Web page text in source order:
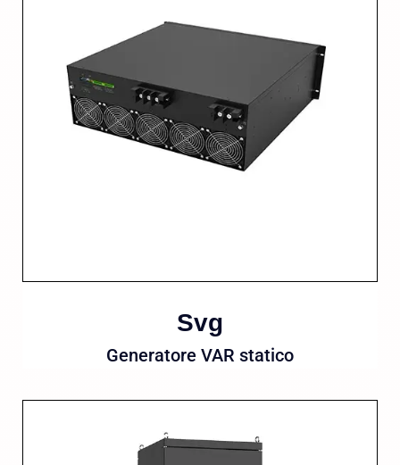
Svg
Generatore VAR statico